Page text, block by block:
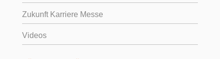
Zukunft Karriere Messe
Videos